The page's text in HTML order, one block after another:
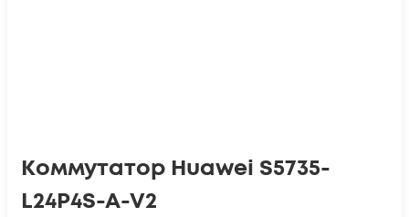
Коммутатор Huawei S5735-
L24P4S-A-V2